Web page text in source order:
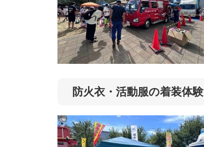
防火衣・活動服の着装体験